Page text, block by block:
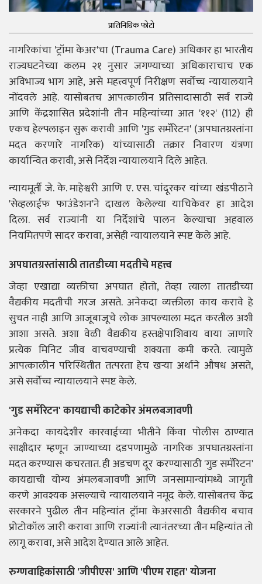
प्रातिनिधिक फोटो
नागरिकांचा 'ट्रॉमा केअर'चा (Trauma Care) अधिकार हा भारतीय
राज्यघटनेच्या कलम २१ नुसार जगण्याच्या अधिकाराचाच एक
अविभाज्य भाग आहे, असे महत्त्वपूर्ण निरीक्षण सर्वोच्च न्यायालयाने
नोंदवले आहे. यासोबतच आपत्कालीन प्रतिसादासाठी सर्व राज्ये
आणि केंद्रशासित प्रदेशांनी तीन महिन्यांच्या आत '११२' (112) ही
एकच हेल्पलाइन सुरू करावी आणि 'गुड समॅरिटन' (अपघातग्रस्तांना
मदत करणारे नागरिक) यांच्यासाठी तक्रार निवारण यंत्रणा
कार्यान्वित करावी, असे निर्देश न्यायालयाने दिले आहेत.
न्यायमूर्ती जे. के. माहेश्वरी आणि ए. एस. चांदूरकर यांच्या खंडपीठाने
'सेव्हलाईफ फाउंडेशन'ने दाखल केलेल्या याचिकेवर हा आदेश
दिला. सर्व राज्यांनी या निर्देशांचे पालन केल्याचा अहवाल
नियमितपणे सादर करावा, असेही न्यायालयाने स्पष्ट केले आहे.
अपघातग्रस्तांसाठी तातडीच्या मदतीचे महत्त्व
जेव्हा एखाद्या व्यक्तीचा अपघात होतो, तेव्हा त्याला तातडीच्या
वैद्यकीय मदतीची गरज असते. अनेकदा व्यक्तीला काय करावे हे
सुचत नाही आणि आजूबाजूचे लोक आपल्याला मदत करतील अशी
आशा असते. अशा वेळी वैद्यकीय हस्तक्षेपाशिवाय वाया जाणारे
प्रत्येक मिनिट जीव वाचवण्याची शक्यता कमी करते. त्यामुळे
आपत्कालीन परिस्थितीत तत्परता हेच खऱ्या अर्थाने औषध असते,
असे सर्वोच्च न्यायालयाने स्पष्ट केले.
'गुड समॅरिटन' कायद्याची काटेकोर अंमलबजावणी
अनेकदा कायदेशीर कारवाईच्या भीतीने किंवा पोलीस ठाण्यात
साक्षीदार म्हणून जाण्याच्या दडपणामुळे नागरिक अपघातग्रस्तांना
मदत करण्यास कचरतात. ही अडचण दूर करण्यासाठी 'गुड समॅरिटन'
कायद्याची योग्य अंमलबजावणी आणि जनसामान्यांमध्ये जागृती
करणे आवश्यक असल्याचे न्यायालयाने नमूद केले. यासोबतच केंद्र
सरकारने पुढील तीन महिन्यांत ट्रॉमा केअरसाठी वैद्यकीय बचाव
प्रोटोकॉल जारी करावा आणि राज्यांनी त्यानंतरच्या तीन महिन्यांत तो
लागू करावा, असे आदेश देण्यात आले आहेत.
रुग्णवाहिकांसाठी 'जीपीएस' आणि 'पीएम राहत' योजना